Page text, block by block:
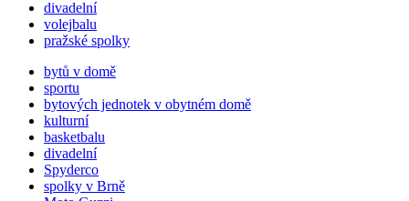
divadelní
volejbalu
pražské spolky
bytů v domě
sportu
bytových jednotek v obytném domě
kulturní
basketbalu
divadelní
Spyderco
spolky v Brně